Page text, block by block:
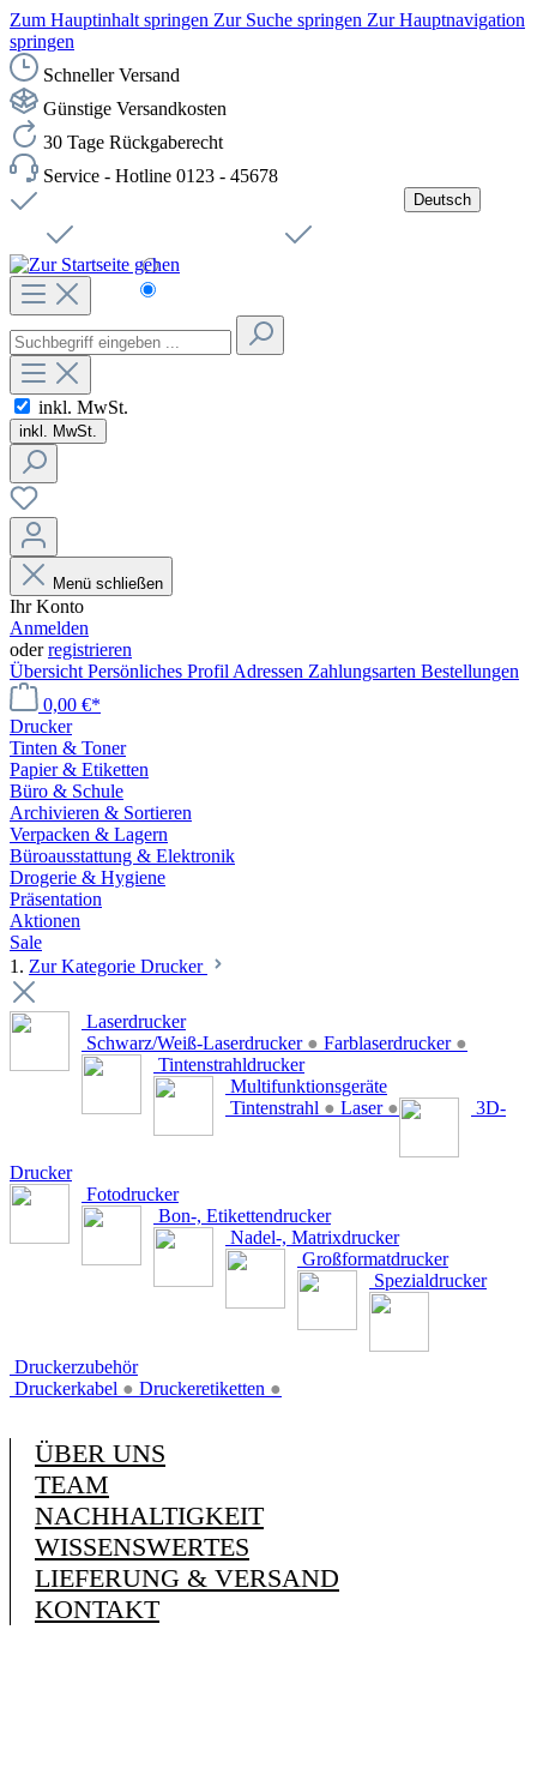
Zum Hauptinhalt springen Zur Suche springen Zur Hauptnavigation
springen
Schneller Versand
Günstige Versandkosten
30 Tage Rückgaberecht
Service - Hotline 0123 - 45678
Deutsch
Čeština
inkl. MwSt.
inkl. MwSt.
Menü schließen
Ihr Konto
Anmelden
oderregistrieren
Übersicht Persönliches Profil Adressen Zahlungsarten Bestellungen
0,00 €*
Drucker
Tinten & Toner
Papier & Etiketten
Büro & Schule
Archivieren & Sortieren
Verpacken & Lagern
Büroausstattung & Elektronik
Drogerie & Hygiene
Präsentation
Aktionen
Sale
1. Zur Kategorie Drucker
Laserdrucker
Schwarz/Weiß-Laserdrucker ● Farblaserdrucker ●
Tintenstrahldrucker
Multifunktionsgeräte
Tintenstrahl ● Laser ● 3D-
Drucker
Fotodrucker
Bon-, Etikettendrucker
Nadel-, Matrixdrucker
Großformatdrucker
Spezialdrucker
Druckerzubehör
Druckerkabel ● Druckeretiketten ●
ÜBER UNS
TEAM
NACHHALTIGKEIT
WISSENSWERTES
LIEFERUNG & VERSAND
KONTAKT